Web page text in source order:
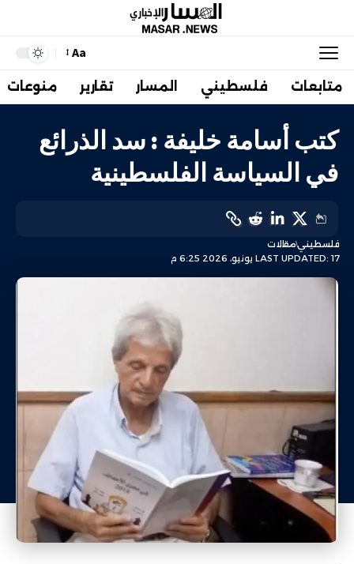
Aa
متابعات فلسطيني المسار تقارير منوعات
كتب أسامة خليفة : سد الذرائع
في السياسة الفلسطينية
LAST UPDATED: 17 يونيو، 2026 6:25 م
فلسطينيمقالات